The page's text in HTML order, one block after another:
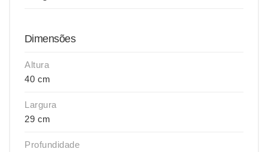
Dimensões
Altura
40 cm
Largura
29 cm
Profundidade